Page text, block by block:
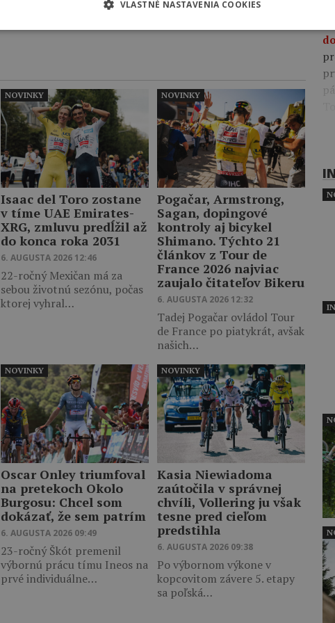
Zobraziť viac
Isaac del Toro zostane
v tíme UAE Emirates-
XRG, zmluvu predĺžil až
do konca roka 2031
6. AUGUSTA 2026 12:46
22-ročný Mexičan má za
sebou životnú sezónu, počas
ktorej vyhral…
NOVINKY
Pogačar, Armstrong,
Sagan, dopingové
kontroly aj bicykel
Shimano. Týchto 21
článkov z Tour de
France 2026 najviac
zaujalo čitateľov Bikeru
6. AUGUSTA 2026 12:32
Tadej Pogačar ovládol Tour
de France po piatykrát, avšak
našich…
NOVINKY
Oscar Onley triumfoval
na pretekoch Okolo
Burgosu: Chcel som
dokázať, že sem patrím
6. AUGUSTA 2026 09:49
23-ročný Škót premenil
výbornú prácu tímu Ineos na
prvé individuálne…
NOVINKY
Kasia Niewiadoma
zaútočila v správnej
chvíli, Vollering ju však
tesne pred cieľom
predstihla
6. AUGUSTA 2026 09:38
Po výbornom výkone v
kopcovitom závere 5. etapy
sa poľská…
NOVINKY
VLASTNÉ NASTAVENIA COOKIES